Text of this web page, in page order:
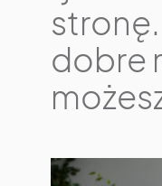
dobre